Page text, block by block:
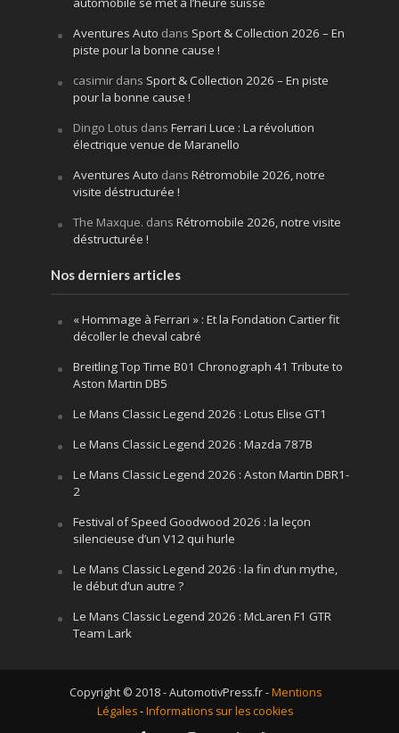
Aventures Auto dans Sport & Collection 2026 – En
piste pour la bonne cause !
casimirdans Sport & Collection 2026 – En piste
pour la bonne cause !
Dingo Lotus dans Ferrari Luce : La révolution
électrique venue de Maranello
Aventures Auto dans Rétromobile 2026, notre
visite déstructurée !
The Maxque. dans Rétromobile 2026, notre visite
déstructurée !
Nos derniers articles
« Hommage à Ferrari » : Et la Fondation Cartier fit
décoller le cheval cabré
Breitling Top Time B01 Chronograph 41 Tribute to
Aston Martin DB5
Le Mans Classic Legend 2026 : Lotus Elise GT1
Le Mans Classic Legend 2026 : Mazda 787B
Le Mans Classic Legend 2026 : Aston Martin DBR1-
2
Festival of Speed Goodwood 2026 : la leçon
silencieuse d’un V12 qui hurle
Le Mans Classic Legend 2026 : la fin d’un mythe,
le début d’un autre ?
Le Mans Classic Legend 2026 : McLaren F1 GTR
Team Lark
Copyright © 2018 - AutomotivPress.fr -Mentions
Légales-Informations sur les cookies